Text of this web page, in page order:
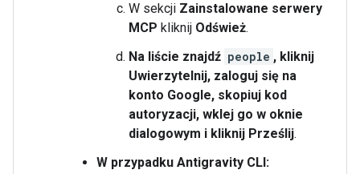
W sekcji Zainstalowane serwery
MCP kliknij Odśwież.
Na liście znajdź people , kliknij
Uwierzytelnij, zaloguj się na
konto Google, skopiuj kod
autoryzacji, wklej go w oknie
dialogowym i kliknij Prześlij.
W przypadku Antigravity CLI: